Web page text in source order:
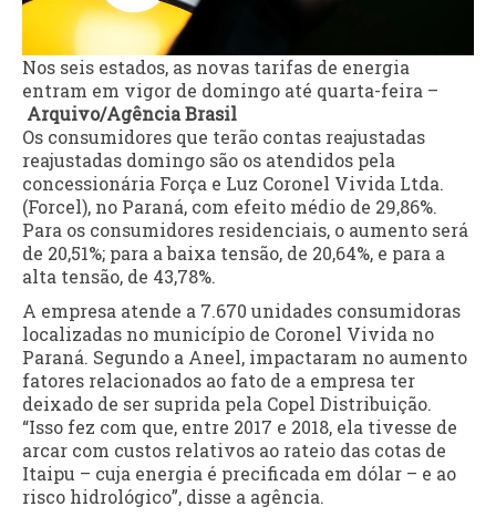
Nos seis estados, as novas tarifas de energia
entram em vigor de domingo até quarta-feira –
Arquivo/Agência Brasil
Os consumidores que terão contas reajustadas
reajustadas domingo são os atendidos pela
concessionária Força e Luz Coronel Vivida Ltda.
(Forcel), no Paraná, com efeito médio de 29,86%.
Para os consumidores residenciais, o aumento será
de 20,51%; para a baixa tensão, de 20,64%, e para a
alta tensão, de 43,78%.
A empresa atende a 7.670 unidades consumidoras
localizadas no município de Coronel Vivida no
Paraná. Segundo a Aneel, impactaram no aumento
fatores relacionados ao fato de a empresa ter
deixado de ser suprida pela Copel Distribuição.
“Isso fez com que, entre 2017 e 2018, ela tivesse de
arcar com custos relativos ao rateio das cotas de
Itaipu – cuja energia é precificada em dólar – e ao
risco hidrológico”, disse a agência.